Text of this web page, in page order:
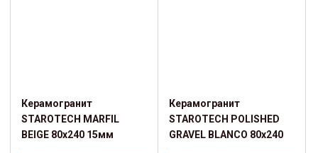
Керамогранит
STAROTECH MARFIL
BEIGE 80х240 15мм
Керамогранит
STAROTECH POLISHED
GRAVEL BLANCO 80х240